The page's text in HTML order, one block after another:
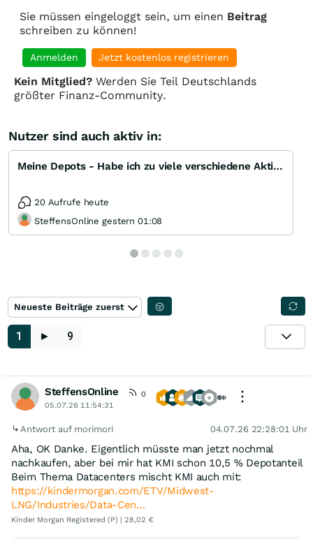
Sie müssen eingeloggt sein, um einen Beitrag
schreiben zu können!
Anmelden Jetzt kostenlos registrieren
Kein Mitglied? Werden Sie Teil Deutschlands
größter Finanz-Community.
Nutzer sind auch aktiv in:
Meine Depots - Habe ich zu viele verschiedene Aktien??
20 Aufrufe heute
SteffensOnline gestern 01:08
Neueste Beiträge zuerst
1 ► 9
SteffensOnline
0
05.07.26 11:54:31
Antwort auf morimori 04.07.26 22:28:01 Uhr
Aha, OK Danke. Eigentlich müsste man jetzt nochmal
nachkaufen, aber bei mir hat KMI schon 10,5 % Depotanteil
Beim Thema Datacenters mischt KMI auch mit:
https://kindermorgan.com/ETV/Midwest-
LNG/Industries/Data-Cen…
Kinder Morgan Registered (P) | 28,02 €